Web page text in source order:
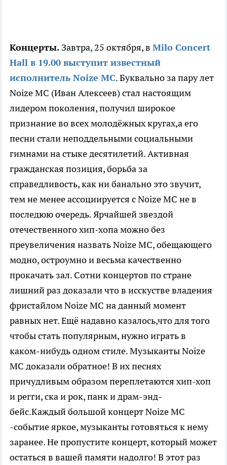
Концерты. Завтра, 25 октября, в Milo Concert
Hall в 19.00 выступит известный
исполнитель Noize MC. Буквально за пару лет
Noize MC (Иван Алексеев) стал настоящим
лидером поколения, получил широкое
признание во всех молодёжных кругах,а его
песни стали неподдельными социальными
гимнами на стыке десятилетий. Активная
гражданская позиция, борьба за
справедливость, как ни банально это звучит,
тем не менее ассоциируется с Noize MC не в
последюю очередь. Ярчайшей звездой
отечественного хип-хопа можно без
преувеличения назвать Noize MC, обещающего
модно, остроумно и весьма качественно
прокачать зал. Сотни концертов по стране
лишний раз доказали что в исскустве владения
фристайлом Noize MC на данный момент
равных нет. Ещё надавно казалось,что для того
чтобы стать популярным, нужно играть в
каком-нибудь одном стиле. Музыканты Noize
MC доказали обратное! В их песнях
причудливым образом переплетаются хип-хоп
и регги, ска и рок, панк и драм-энд-
бейс.Каждый большой концерт Noize MC
-событие яркое, музыканты готовяться к нему
заранее. Не пропустите концерт, который может
остаться в вашей памяти надолго! В этот раз